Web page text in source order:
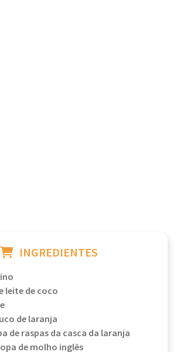
INGREDIENTES
leite de coco
de laranja
de raspas da casca da laranja
de molho inglês